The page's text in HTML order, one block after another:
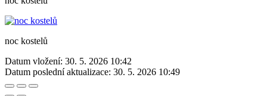
noc kostelů
Datum vložení: 30. 5. 2026 10:42
Datum poslední aktualizace: 30. 5. 2026 10:49